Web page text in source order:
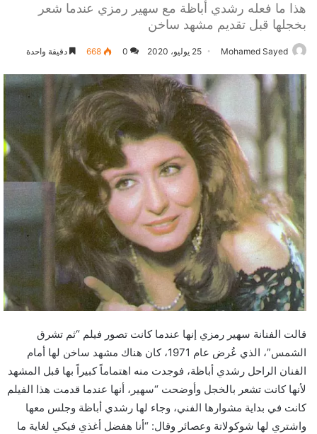
هذا ما فعله رشدي أباظة مع سهير رمزي عندما شعر
بخجلها قبل تقديم مشهد ساخن
Mohamed Sayed 25 يوليو، 2020 0
668 دقيقة واحدة
قالت الفنانة سهير رمزي إنها عندما كانت تصور فيلم “ثم تشرق
الشمس”، الذي عُرض عام 1971، كان هناك مشهد ساخن لها أمام
الفنان الراحل رشدي أباظة، فوجدت منه اهتماماً كبيراً بها قبل المشهد
لأنها كانت تشعر بالخجل وأوضحت “سهير، أنها عندما قدمت هذا الفيلم
كانت في بداية مشوارها الفني، وجاء لها رشدي أباظة وجلس معها
واشتري لها شوكولاتة وعصائر وقال: “أنا هفضل أغذي فيكي لغاية ما